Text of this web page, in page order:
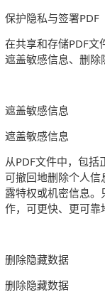
保护隐私与签署PDF
在共享和存储PDF文
遮盖敏感信息、删除
遮盖敏感信息
遮盖敏感信息
从PDF文件中，包
可撤回地删除个人
露特权或机密信息
作，可更快、更可靠
删除隐藏数据
删除隐藏数据